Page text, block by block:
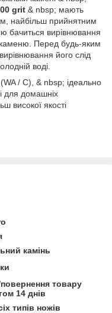
grit & nbsp; мають
найбільш прийнятним
бачиться вирівнювання
каменю. Перед будь-яким
його слід
воді.
/ C), & nbsp; ідеально
для домашніх
високої якості
камінь
товару
14 днів
типів ножів